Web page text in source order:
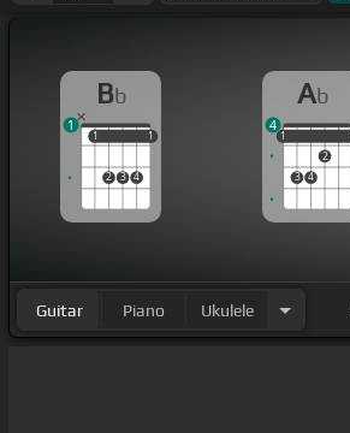
Bb
1
2 3 4
1
1 1
1
Ab
1
3 4
2
1
4
Guitar Piano Ukulele